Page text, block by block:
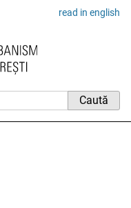
read in english